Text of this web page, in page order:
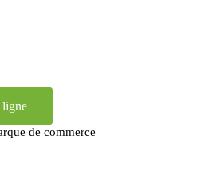
2886
de commerce